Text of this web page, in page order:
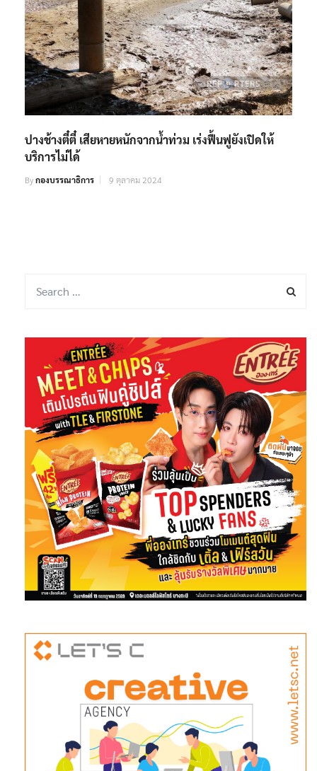
ปางช้างตี๋ตี๋ เสียหายหนักจากน้ำท่วม เร่งฟื้นฟูยังเปิดให้
บริการไม่ได้
Byกองบรรณาธิการ 9 ตุลาคม 2024